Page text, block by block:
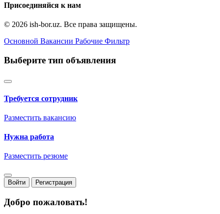
Присоединяйся к нам
© 2026 ish-bor.uz. Все права защищены.
Основной Вакансии Рабочие Фильтр
Выберите тип объявления
Требуется сотрудник
Разместить вакансию
Нужна работа
Разместить резюме
Войти Регистрация
Добро пожаловать!